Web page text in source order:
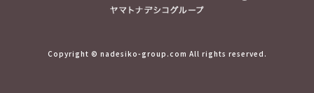
Copyright © nadesiko-group.com All rights reserved.